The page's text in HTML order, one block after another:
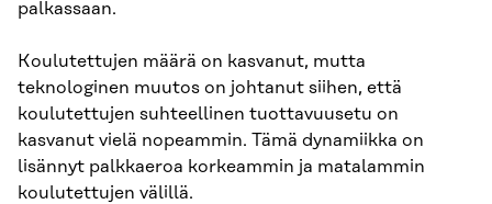
palkassaan.
Koulutettujen määrä on kasvanut, mutta
teknologinen muutos on johtanut siihen, että
koulutettujen suhteellinen tuottavuusetu on
kasvanut vielä nopeammin. Tämä dynamiikka on
lisännyt palkkaeroa korkeammin ja matalammin
koulutettujen välillä.